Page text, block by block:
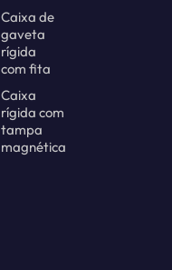
Caixa de
gaveta
rígida
com fita
Caixa
rígida com
tampa
magnética